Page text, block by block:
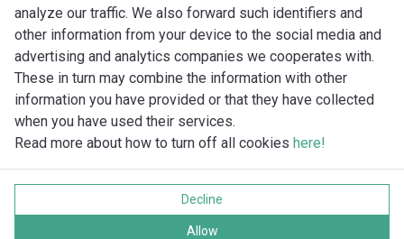
analyze our traffic. We also forward such identifiers and
other information from your device to the social media and
advertising and analytics companies we cooperates with.
These in turn may combine the information with other
information you have provided or that they have collected
when you have used their services.
Read more about how to turn off all cookies here!
Decline
Allow
Imprint
Ochrana soukromí
Všechna práva vyhrazena